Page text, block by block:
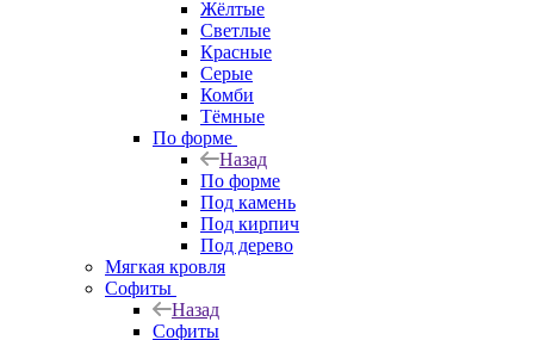
Жёлтые
Светлые
Красные
Серые
Комби
Тёмные
По форме
Назад
По форме
Под камень
Под кирпич
Под дерево
Мягкая кровля
Софиты
Назад
Софиты